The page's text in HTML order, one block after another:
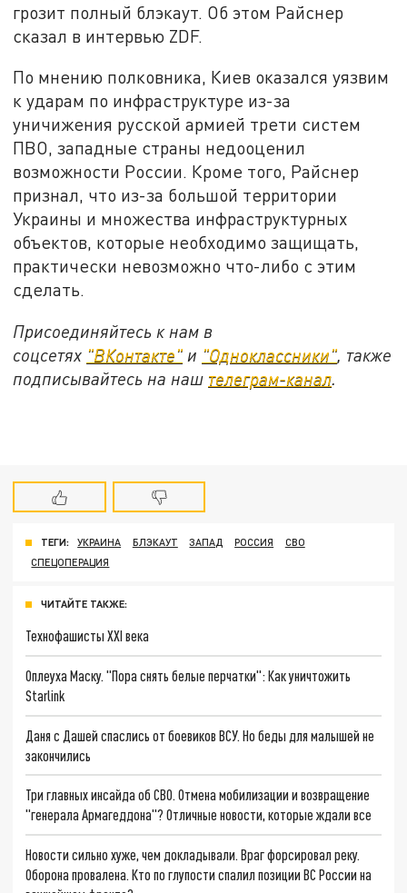
грозит полный блэкаут. Об этом Райснер
сказал в интервью ZDF.
По мнению полковника, Киев оказался уязвим
к ударам по инфраструктуре из-за
уничижения русской армией трети систем
ПВО, западные страны недооценил
возможности России. Кроме того, Райснер
признал, что из-за большой территории
Украины и множества инфраструктурных
объектов, которые необходимо защищать,
практически невозможно что-либо с этим
сделать.
Присоединяйтесь к нам в
соцсетях "ВКонтакте" и "Одноклассники", также
подписывайтесь на наш телеграм-канал.
ТЕГИ: УКРАИНА БЛЭКАУТ ЗАПАД РОССИЯ
СВО
СПЕЦОПЕРАЦИЯ
ЧИТАЙТЕ ТАКЖЕ:
Технофашисты XXI века
Оплеуха Маску. "Пора снять белые перчатки": Как уничтожить
Starlink
Даня с Дашей спаслись от боевиков ВСУ. Но беды для малышей не
закончились
Три главных инсайда об СВО. Отмена мобилизации и возвращение
"генерала Армагеддона"? Отличные новости, которые ждали все
Новости сильно хуже, чем докладывали. Враг форсировал реку.
Оборона провалена. Кто по глупости спалил позиции ВС России на